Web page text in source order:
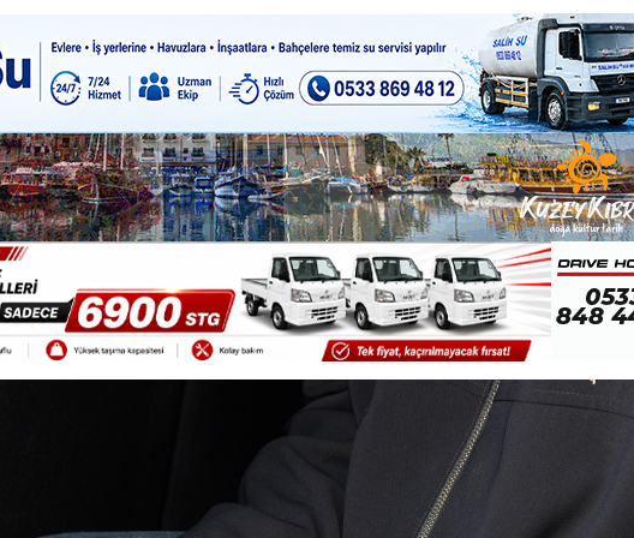
SON DAKİKA
BEROVA: HAYAT PAHALILIĞI ÖNGÖRÜMÜZ YÜZDE 7.5 İLE 8.5 ARASINDA
Cumhurbaşkanı Erhürman sergi açılışında fenalaşarak hastaneye kaldırıldı